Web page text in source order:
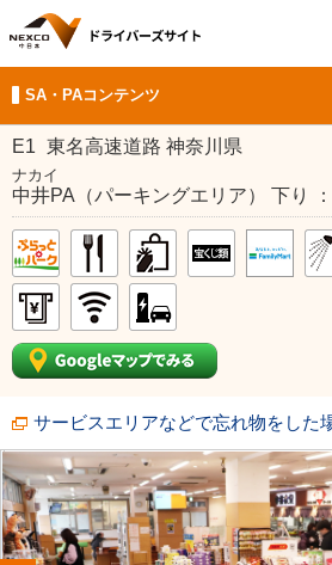
SA・PAコンテンツ
E1 東名高速道路 神奈川県
ナカイ
中井PA（パーキングエリア） 下り
サービスエリアなどで忘れ物をした